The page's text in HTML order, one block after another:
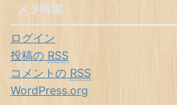
メタ情報
ログイン
投稿の RSS
コメントの RSS
WordPress.org